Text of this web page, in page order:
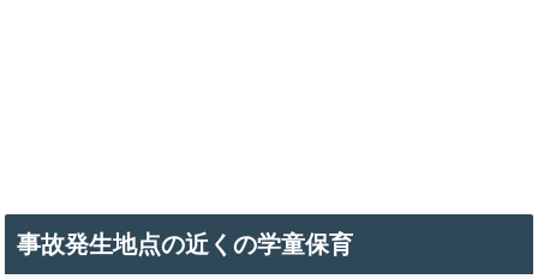
事故発生地点の近くの学童保育